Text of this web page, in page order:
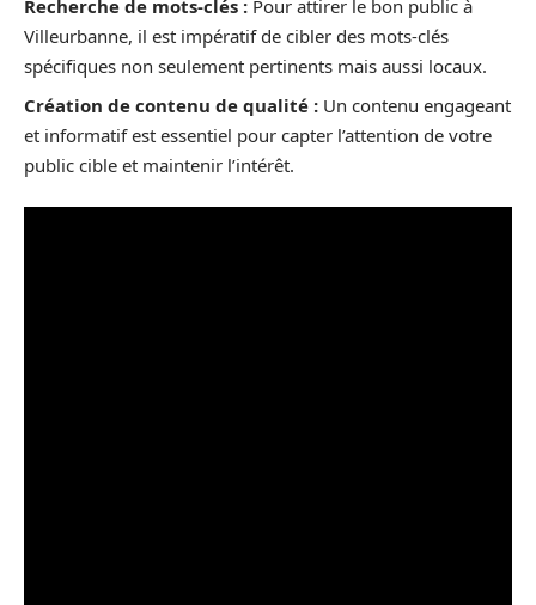
Recherche de mots-clés : Pour attirer le bon public à
Villeurbanne, il est impératif de cibler des mots-clés
spécifiques non seulement pertinents mais aussi locaux.
Création de contenu de qualité : Un contenu engageant
et informatif est essentiel pour capter l’attention de votre
public cible et maintenir l’intérêt.